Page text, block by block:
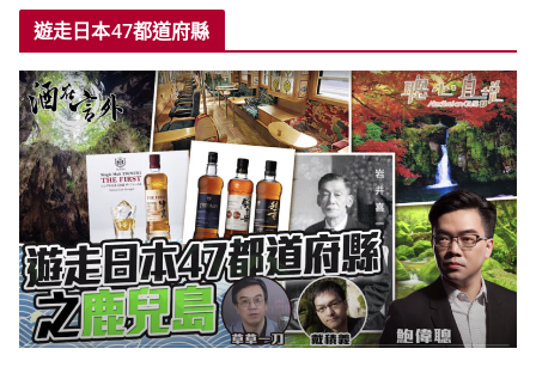
遊走日本47都道府縣